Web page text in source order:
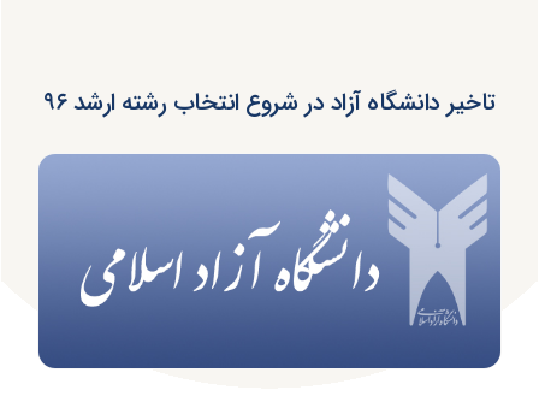
تاخیر دانشگاه آزاد در شروع انتخاب رشته ارشد ۹۶